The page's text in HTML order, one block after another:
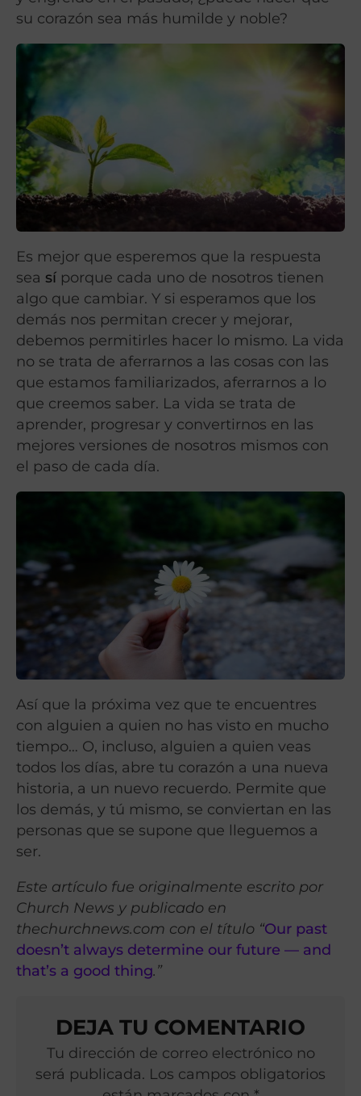
su corazón sea más humilde y noble?
Es mejor que esperemos que la respuesta
sea sí porque cada uno de nosotros tienen
algo que cambiar. Y si esperamos que los
demás nos permitan crecer y mejorar,
debemos permitirles hacer lo mismo. La vida
no se trata de aferrarnos a las cosas con las
que estamos familiarizados, aferrarnos a lo
que creemos saber. La vida se trata de
aprender, progresar y convertirnos en las
mejores versiones de nosotros mismos con
el paso de cada día.
Así que la próxima vez que te encuentres
con alguien a quien no has visto en mucho
tiempo… O, incluso, alguien a quien veas
todos los días, abre tu corazón a una nueva
historia, a un nuevo recuerdo. Permite que
los demás, y tú mismo, se conviertan en las
personas que se supone que lleguemos a
ser.
Este artículo fue originalmente escrito por
Church News y publicado en
thechurchnews.com con el título “Our past
doesn’t always determine our future — and
that’s a good thing.”
DEJA TU COMENTARIO
Tu dirección de correo electrónico no
será publicada. Los campos obligatorios